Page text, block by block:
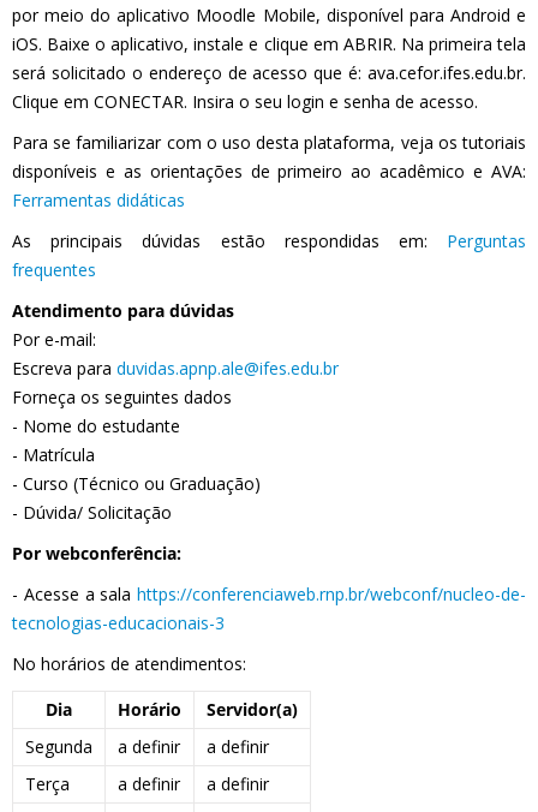
por meio do aplicativo Moodle Mobile, disponível para Android e
iOS. Baixe o aplicativo, instale e clique em ABRIR. Na primeira tela
será solicitado o endereço de acesso que é: ava.cefor.ifes.edu.br.
Clique em CONECTAR. Insira o seu login e senha de acesso.
Para se familiarizar com o uso desta plataforma, veja os tutoriais
disponíveis e as orientações de primeiro ao acadêmico e AVA:
Ferramentas didáticas
As principais dúvidas estão respondidas em: Perguntas
frequentes
Atendimento para dúvidas
Por e-mail:
Escreva para duvidas.apnp.ale@ifes.edu.br
Forneça os seguintes dados
- Nome do estudante
- Matrícula
- Curso (Técnico ou Graduação)
- Dúvida/ Solicitação
Por webconferência:
- Acesse a sala https://conferenciaweb.rnp.br/webconf/nucleo-de-
tecnologias-educacionais-3
No horários de atendimentos:
Dia
Horário
Servidor(a)
Segunda
a definir
a definir
Terça
a definir
a definir